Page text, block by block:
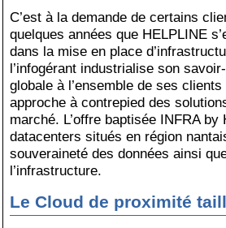
C’est à la demande de certains
quelques années que HELPLINE
dans la mise en place
l’infogérant industrialise son
globale à l’ensemble de ses
approche à contrepied des
marché. L’offre baptisée INFRA by
datacenters situés en région
souveraineté des données ainsi
l’infrastructure.
Le Cloud de proximité